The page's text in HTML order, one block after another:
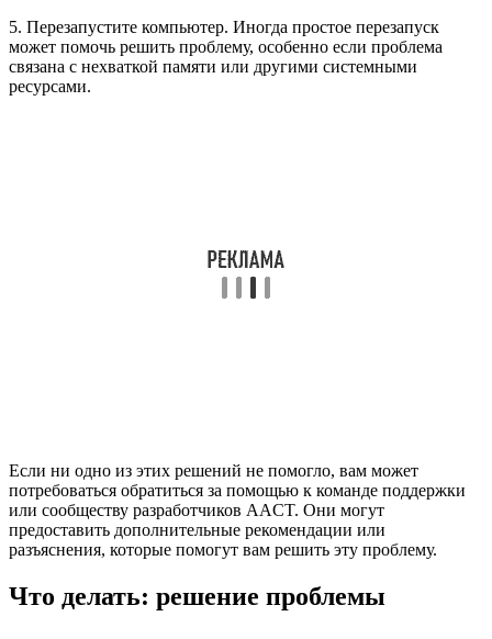
5. Перезапустите компьютер. Иногда простое перезапуск
может помочь решить проблему, особенно если проблема
связана с нехваткой памяти или другими системными
ресурсами.
Если ни одно из этих решений не помогло, вам может
потребоваться обратиться за помощью к команде поддержки
или сообществу разработчиков AACT. Они могут
предоставить дополнительные рекомендации или
разъяснения, которые помогут вам решить эту проблему.
Что делать: решение проблемы